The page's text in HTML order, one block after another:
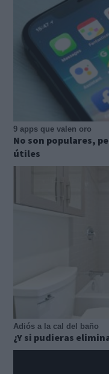
9 apps que valen oro
No son populares,
útiles
Adiós a la cal del baño
¿Y si pudieras